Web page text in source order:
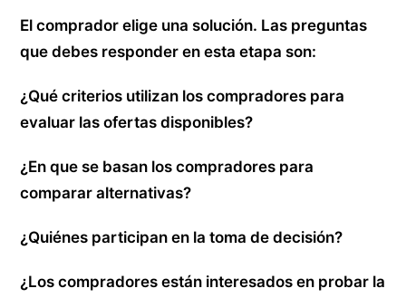
El comprador elige una solución. Las preguntas
que debes responder en esta etapa son:
¿Qué criterios utilizan los compradores para
evaluar las ofertas disponibles?
¿En que se basan los compradores para
comparar alternativas?
¿Quiénes participan en la toma de decisión?
¿Los compradores están interesados en probar la